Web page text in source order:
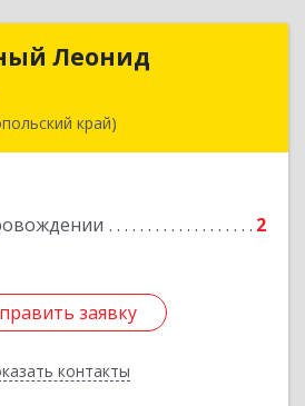
Леонид
край)
2
заявку
контакты
Леонид
заявку
Назад